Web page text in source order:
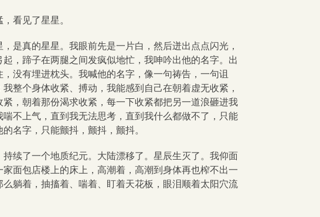
看见了星星。
是真的星星。我眼前先是一片白，然后迸出点点闪光，
，蹄子在两腿之间发疯似地忙，我呻吟出他的名字。出
没有埋进枕头。我喊他的名字，像一句祷告，一句诅
我整个身体收紧、搏动，我能感到自己在朝着虚无收紧，
紧，朝着那份渴求收紧，每一下收紧都把另一道浪砸进我
喘不上气，直到我无法思考，直到我什么都做不了，只能
名字，只能颤抖，颤抖，颤抖。
持续了一个地质纪元。大陆漂移了。星辰生灭了。我仰面
面包店楼上的床上，高潮着，高潮到身体再也榨不出一
么躺着，抽搐着、喘着、盯着天花板，眼泪顺着太阳穴流